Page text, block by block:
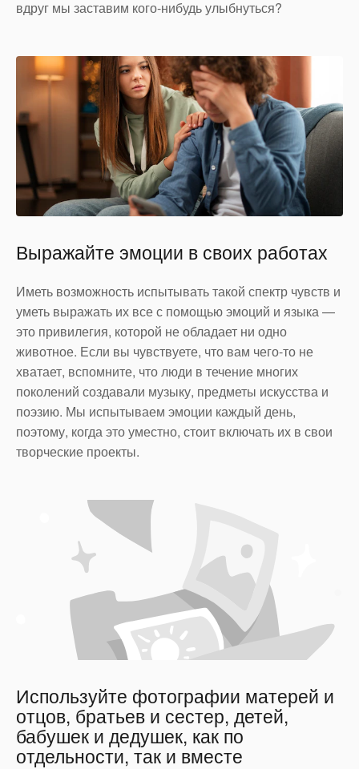
вдруг мы заставим кого-нибудь улыбнуться?
Выражайте эмоции в своих работах
Иметь возможность испытывать такой спектр чувств и
уметь выражать их все с помощью эмоций и языка —
это привилегия, которой не обладает ни одно
животное. Если вы чувствуете, что вам чего-то не
хватает, вспомните, что люди в течение многих
поколений создавали музыку, предметы искусства и
поэзию. Мы испытываем эмоции каждый день,
поэтому, когда это уместно, стоит включать их в свои
творческие проекты.
Используйте фотографии матерей и
отцов, братьев и сестер, детей,
бабушек и дедушек, как по
отдельности, так и вместе